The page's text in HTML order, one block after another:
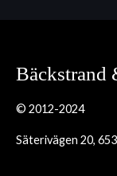
Bäckstrand
© 2012-2024
Säterivägen 20,